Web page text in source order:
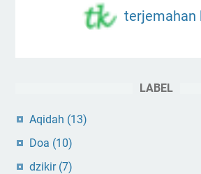
terjemahan
LABEL
Aqidah (13)
Doa (10)
dzikir (7)